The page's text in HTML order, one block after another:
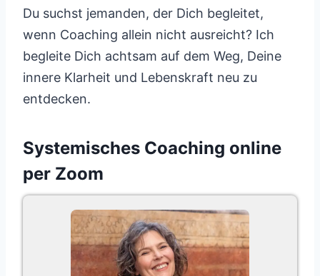
Du suchst jemanden, der Dich begleitet,
wenn Coaching allein nicht ausreicht? Ich
begleite Dich achtsam auf dem Weg, Deine
innere Klarheit und Lebenskraft neu zu
entdecken.
Systemisches Coaching online
per Zoom